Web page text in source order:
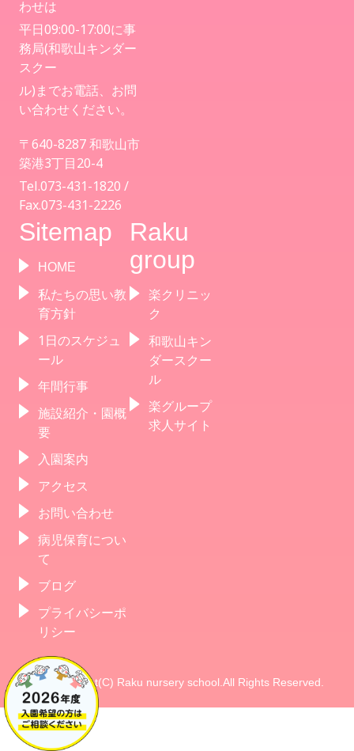
わせは
平日09:00-17:00に事
務局(和歌山キンダー
スクー
ル)までお電話、お問
い合わせください。
〒640-8287 和歌山市
築港3丁目20-4
Tel.073-431-1820 /
Fax.073-431-2226
Sitemap
HOME
私たちの思い教
育方針
1日のスケジュ
ール
年間行事
施設紹介・園概
要
入園案内
アクセス
お問い合わせ
病児保育につい
て
ブログ
プライバシーポ
リシー
Raku
group
楽クリニッ
ク
和歌山キン
ダースクー
ル
楽グループ
求人サイト
Copyright(C) Raku nursery school.All Rights Reserved.